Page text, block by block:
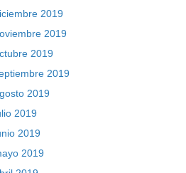
2019
2019
2019
2019
2019
2019
2019
2019